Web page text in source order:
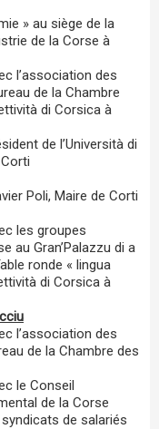
» au siège de la
de la Corse à
l’association des
de la Chambre
di Corsica à
de l’Università di
Poli, Maire de Corti
les groupes
au Gran’Palazzu di a
ronde « lingua
di Corsica à
l’association des
de la Chambre des
le Conseil
de la Corse
de salariés